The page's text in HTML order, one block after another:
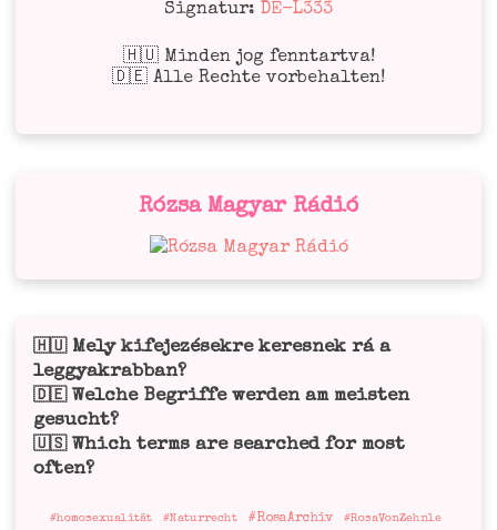
Signatur: DE-L333
🇭🇺 Minden jog fenntartva!
🇩🇪 Alle Rechte vorbehalten!
Rózsa Magyar Rádió
🇭🇺 Mely kifejezésekre keresnek rá a
leggyakrabban?
🇩🇪 Welche Begriffe werden am meisten
gesucht?
🇺🇸 Which terms are searched for most
often?
#homosexualität #Naturrecht #RosaArchiv #RosaVonZehnle